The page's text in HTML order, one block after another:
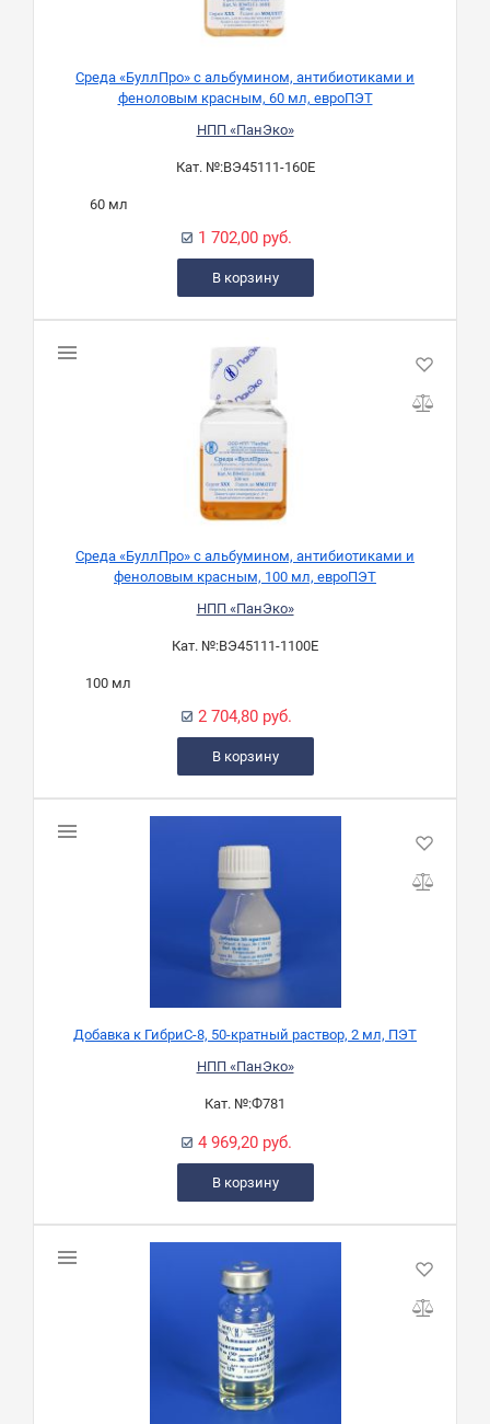
Среда «БуллПро» с альбумином, антибиотиками и
феноловым красным, 60 мл, евроПЭТ
НПП «ПанЭко»
Кат. №:ВЭ45111-160Е
60 мл
1 702,00 руб.
В корзину
Среда «БуллПро» с альбумином, антибиотиками и
феноловым красным, 100 мл, евроПЭТ
НПП «ПанЭко»
Кат. №:ВЭ45111-1100Е
100 мл
2 704,80 руб.
В корзину
Добавка к ГибриС-8, 50-кратный раствор, 2 мл, ПЭТ
НПП «ПанЭко»
Кат. №:Ф781
4 969,20 руб.
В корзину